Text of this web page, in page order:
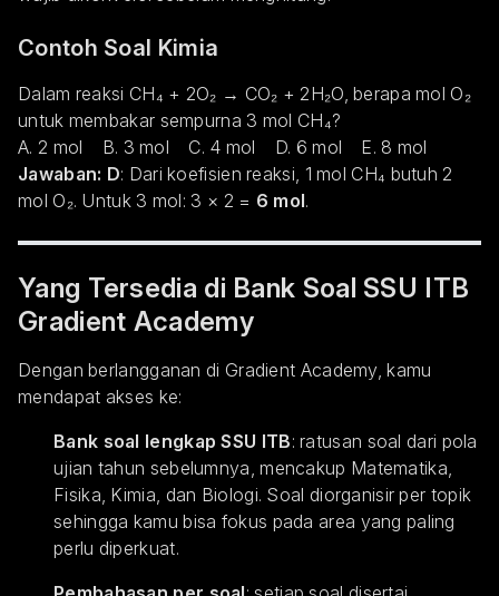
Contoh Soal Kimia
Dalam reaksi CH₄ + 2O₂ → CO₂ + 2H₂O, berapa mol O₂
untuk membakar sempurna 3 mol CH₄?
A. 2 mol B. 3 mol C. 4 mol D. 6 mol E. 8 mol
Jawaban: D: Dari koefisien reaksi, 1 mol CH₄ butuh 2
mol O₂. Untuk 3 mol: 3 × 2 = 6 mol.
Yang Tersedia di Bank Soal SSU ITB
Gradient Academy
Dengan berlangganan di Gradient Academy, kamu
mendapat akses ke:
Bank soal lengkap SSU ITB: ratusan soal dari pola
ujian tahun sebelumnya, mencakup Matematika,
Fisika, Kimia, dan Biologi. Soal diorganisir per topik
sehingga kamu bisa fokus pada area yang paling
perlu diperkuat.